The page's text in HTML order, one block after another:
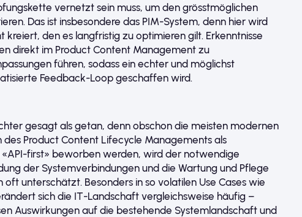
vernetzt sein muss, um den grösstmöglichen
Das ist insbesondere das PIM-System, denn hier wird
kreiert, den es langfristig zu optimieren gilt. Erkenntnisse
direkt im Product Content Management zu
führen, sodass ein echter und möglichst
Feedback-Loop geschaffen wird.
gesagt als getan, denn obschon die meisten modernen
des Product Content Lifecycle Managements als
first» beworben werden, wird der notwendige
der Systemverbindungen und die Wartung und Pflege
oft unterschätzt. Besonders in so volatilen Use Cases wie
sich die IT-Landschaft vergleichsweise häufig –
Auswirkungen auf die bestehende Systemlandschaft und